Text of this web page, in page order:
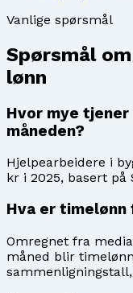
Vanlige spørsmål
Spørsmål om
lønn
Hvor mye
måneden?
Hjelpearbeidere i
kr i 2025, basert på
Hva er
Omregnet fra
måned blir